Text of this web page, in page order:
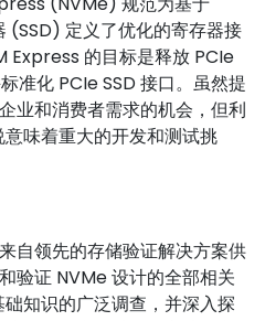
(SSD) 定义了优化的寄存器接
Express 的目标是释放 PCIe
准化 PCIe SSD 接口。虽然提
业和消费者需求的机会，但利
味着重大的开发和测试挑
自领先的存储验证解决方案供
验证 NVMe 设计的全部相关
知识的广泛调查，并深入探